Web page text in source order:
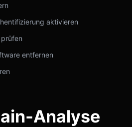
aktivieren
entfernen
Analyse